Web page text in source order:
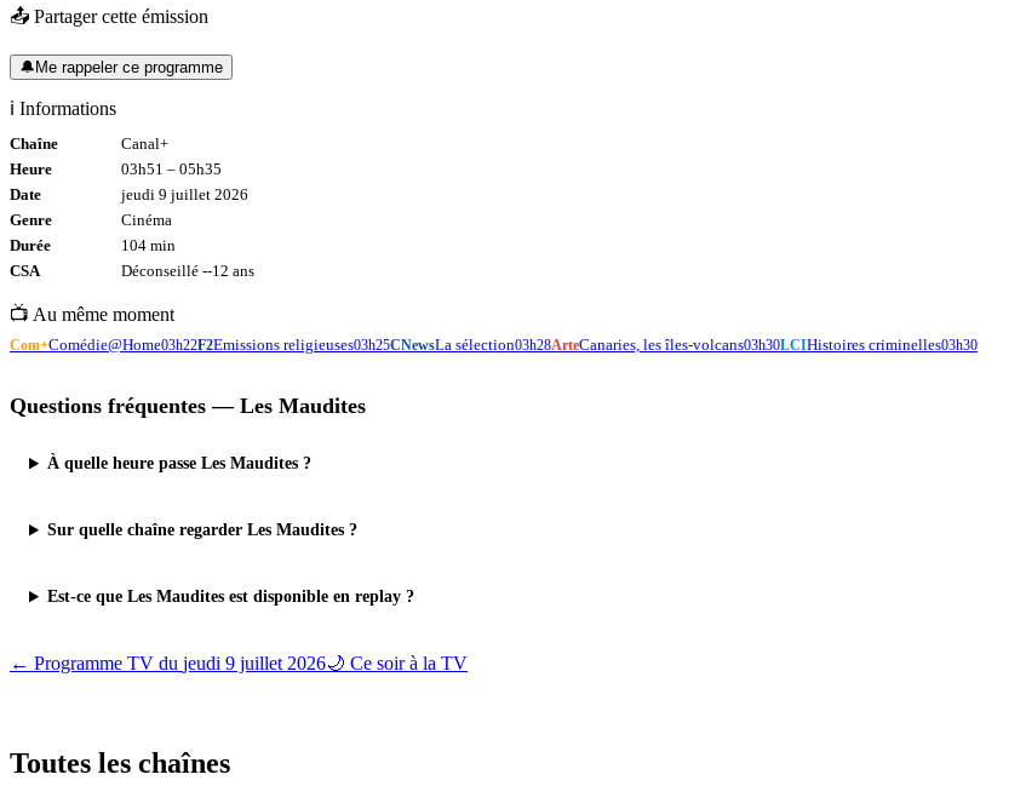
📤 Partager cette émission
🔔Me rappeler ce programme
ℹ️ Informations
Chaîne
Canal+
Heure
03h51 – 05h35
Date
jeudi 9 juillet 2026
Genre
Cinéma
Durée
104 min
CSA
Déconseillé --12 ans
📺 Au même moment
Com+Comédie@Home03h22F2Emissions religieuses03h25CNewsLa sélection03h28ArteCanaries, les îles-volcans03h30LCIHistoires criminelles03h30
Questions fréquentes — Les Maudites
À quelle heure passe Les Maudites ?
Sur quelle chaîne regarder Les Maudites ?
Est-ce que Les Maudites est disponible en replay ?
← Programme TV du jeudi 9 juillet 2026🌙 Ce soir à la TV
Toutes les chaînes